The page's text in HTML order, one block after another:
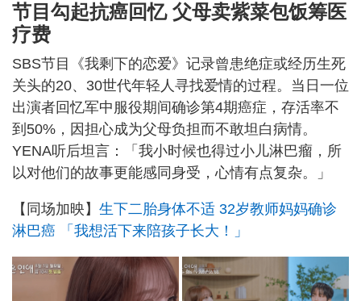
节目勾起抗癌回忆 父母卖紫菜包饭筹医
疗费
SBS节目《我剩下的恋爱》记录曾患绝症或经历生死
关头的20、30世代年轻人寻找爱情的过程。当日一位
出演者回忆军中服役期间确诊第4期癌症，存活率不
到50%，因担心成为父母负担而不敢坦白病情。
YENA听后坦言：「我小时候也得过小儿淋巴瘤，所
以对他们的故事更能感同身受，心情有点复杂。」
【同场加映】 生下二胎身体不适 32岁教师妈妈确诊
淋巴癌 「我想活下来陪孩子长大！」